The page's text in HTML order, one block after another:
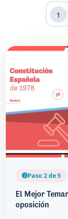
1
Paso 2 de 5
El Mejor
oposición